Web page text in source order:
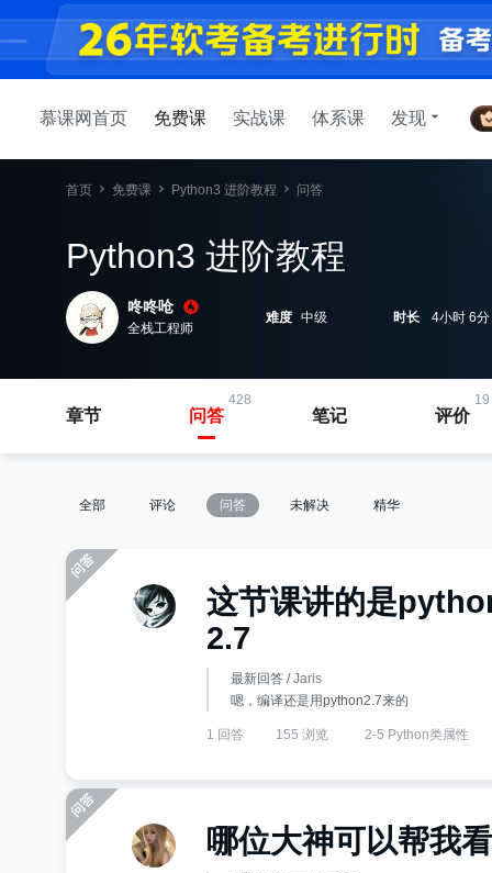
慕课网首页 免费课 实战课 体系课 发现
首页 免费课 Python3 进阶教程 问答
Python3 进阶教程
咚咚呛
全栈工程师
难度 中级 时长 4小时 6分
章节
428
问答 笔记
19
评价
全部 评论 问答 未解决 精华
这节课讲的是
2.7
最新回答 /Jaris
嗯，编译还是用python2.7来的
1 回答 155 浏览 2-5 Python类属性
哪位大神可以帮我